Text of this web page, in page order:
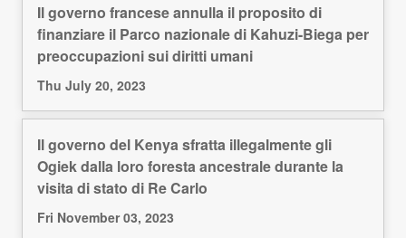
Il governo francese annulla il proposito di
finanziare il Parco nazionale di Kahuzi-Biega per
preoccupazioni sui diritti umani
Thu July 20, 2023
Il governo del Kenya sfratta illegalmente gli
Ogiek dalla loro foresta ancestrale durante la
visita di stato di Re Carlo
Fri November 03, 2023